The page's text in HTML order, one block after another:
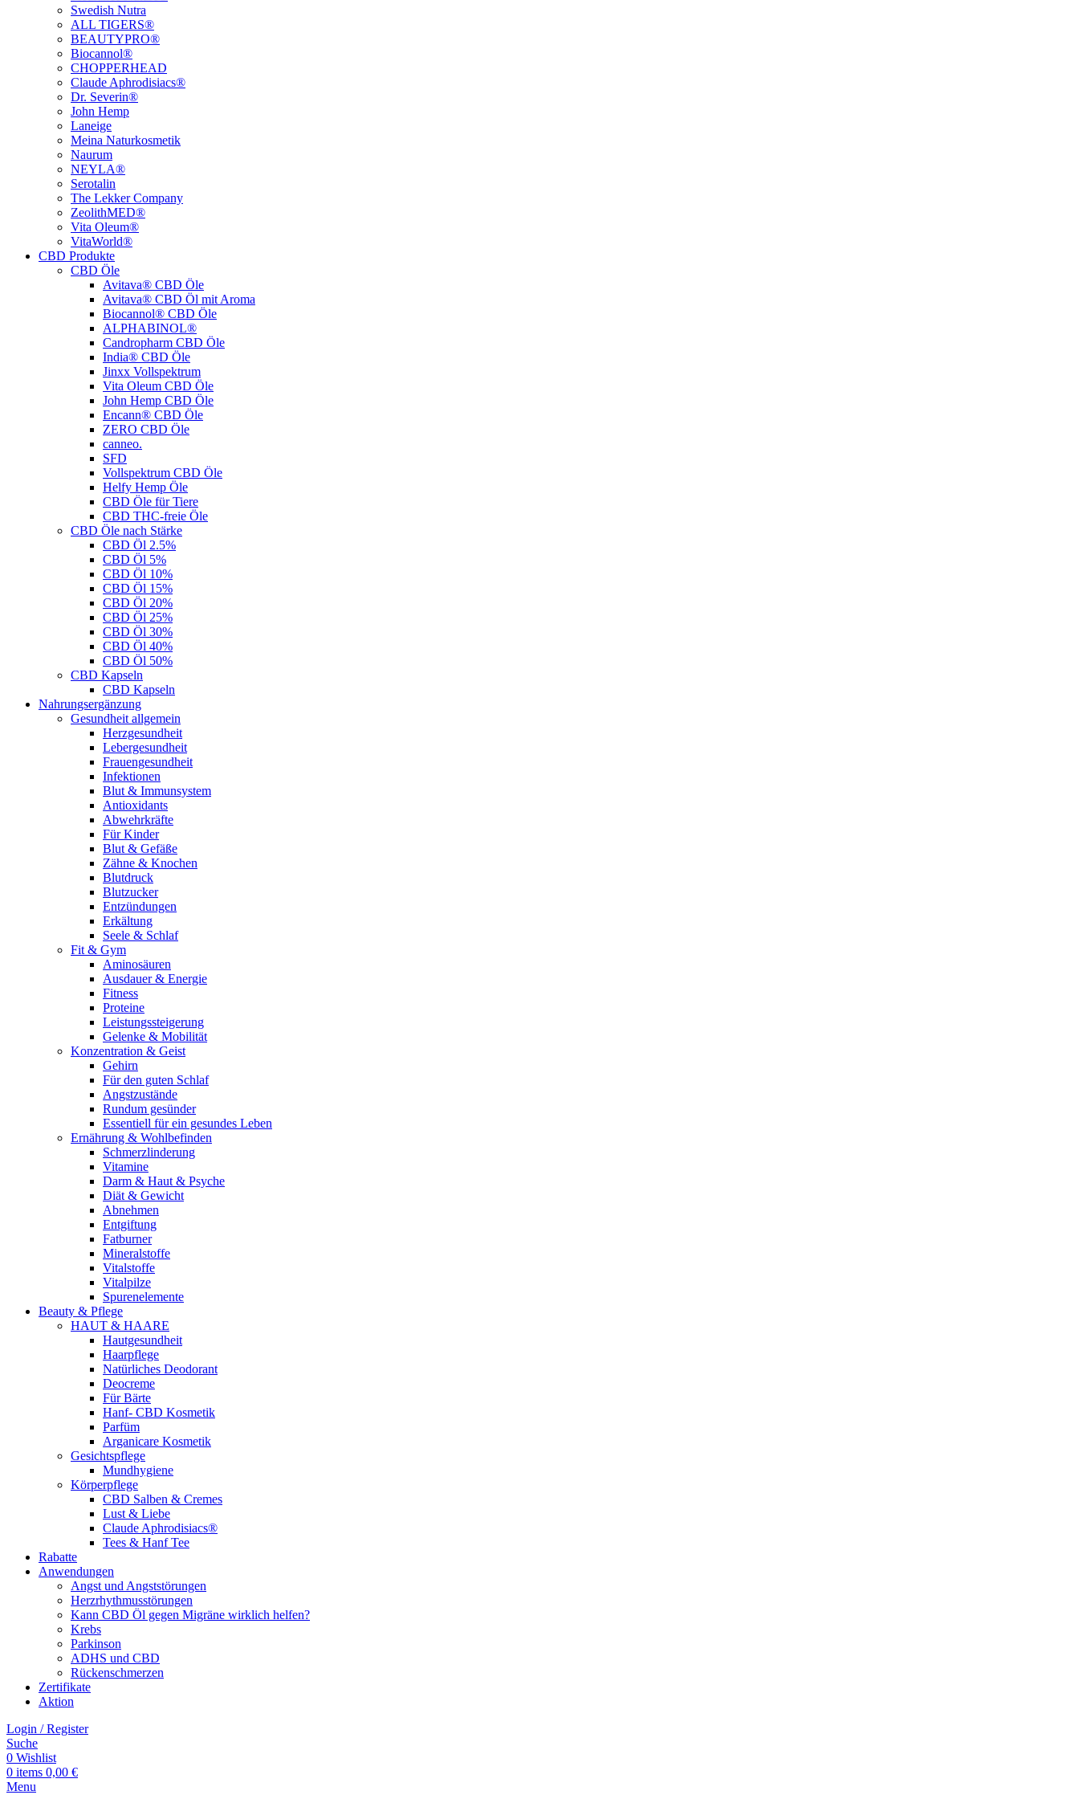
Swedish Nutra
ALL TIGERS®
BEAUTYPRO®
Biocannol®
CHOPPERHEAD
Claude Aphrodisiacs®
Dr. Severin®
John Hemp
Laneige
Meina Naturkosmetik
Naurum
NEYLA®
Serotalin
The Lekker Company
ZeolithMED®
Vita Oleum®
VitaWorld®
CBD Produkte
CBD Öle
Avitava® CBD Öle
Avitava® CBD Öl mit Aroma
Biocannol® CBD Öle
ALPHABINOL®
Candropharm CBD Öle
India® CBD Öle
Jinxx Vollspektrum
Vita Oleum CBD Öle
John Hemp CBD Öle
Encann® CBD Öle
ZERO CBD Öle
canneo.
SFD
Vollspektrum CBD Öle
Helfy Hemp Öle
CBD Öle für Tiere
CBD THC-freie Öle
CBD Öle nach Stärke
CBD Öl 2.5%
CBD Öl 5%
CBD Öl 10%
CBD Öl 15%
CBD Öl 20%
CBD Öl 25%
CBD Öl 30%
CBD Öl 40%
CBD Öl 50%
CBD Kapseln
CBD Kapseln
Nahrungsergänzung
Gesundheit allgemein
Herzgesundheit
Lebergesundheit
Frauengesundheit
Infektionen
Blut & Immunsystem
Antioxidants
Abwehrkräfte
Für Kinder
Blut & Gefäße
Zähne & Knochen
Blutdruck
Blutzucker
Entzündungen
Erkältung
Seele & Schlaf
Fit & Gym
Aminosäuren
Ausdauer & Energie
Fitness
Proteine
Leistungssteigerung
Gelenke & Mobilität
Konzentration & Geist
Gehirn
Für den guten Schlaf
Angstzustände
Rundum gesünder
Essentiell für ein gesundes Leben
Ernährung & Wohlbefinden
Schmerzlinderung
Vitamine
Darm & Haut & Psyche
Diät & Gewicht
Abnehmen
Entgiftung
Fatburner
Mineralstoffe
Vitalstoffe
Vitalpilze
Spurenelemente
Beauty & Pflege
HAUT & HAARE
Hautgesundheit
Haarpflege
Natürliches Deodorant
Deocreme
Für Bärte
Hanf- CBD Kosmetik
Parfüm
Arganicare Kosmetik
Gesichtspflege
Mundhygiene
Körperpflege
CBD Salben & Cremes
Lust & Liebe
Claude Aphrodisiacs®
Tees & Hanf Tee
Rabatte
Anwendungen
Angst und Angststörungen
Herzrhythmusstörungen
Kann CBD Öl gegen Migräne wirklich helfen?
Krebs
Parkinson
ADHS und CBD
Rückenschmerzen
Zertifikate
Aktion
Login / Register
Suche
0 Wishlist
0 items 0,00 €
Menu